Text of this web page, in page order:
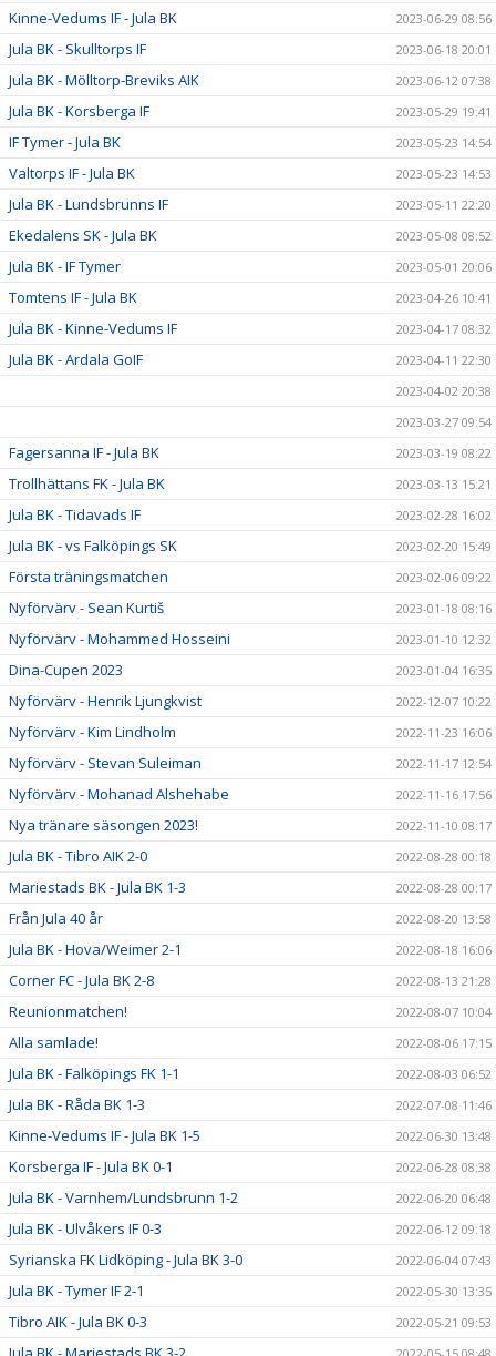
Kinne-Vedums IF - Jula BK 2023-06-29 08:56
Jula BK - Skulltorps IF 2023-06-18 20:01
Jula BK - Mölltorp-Breviks AIK 2023-06-12 07:38
Jula BK - Korsberga IF 2023-05-29 19:41
IF Tymer - Jula BK 2023-05-23 14:54
Valtorps IF - Jula BK 2023-05-23 14:53
Jula BK - Lundsbrunns IF 2023-05-11 22:20
Ekedalens SK - Jula BK 2023-05-08 08:52
Jula BK - IF Tymer 2023-05-01 20:06
Tomtens IF - Jula BK 2023-04-26 10:41
Jula BK - Kinne-Vedums IF 2023-04-17 08:32
Jula BK - Ardala GoIF
2023-04-11 22:30
2023-04-02 20:38
2023-03-27 09:54
Fagersanna IF - Jula BK 2023-03-19 08:22
Trollhättans FK - Jula BK 2023-03-13 15:21
Jula BK - Tidavads IF 2023-02-28 16:02
Jula BK - vs Falköpings SK 2023-02-20 15:49
Första träningsmatchen 2023-02-06 09:22
Nyförvärv - Sean Kurtiš 2023-01-18 08:16
Nyförvärv - Mohammed Hosseini 2023-01-10 12:32
Dina-Cupen 2023 2023-01-04 16:35
Nyförvärv - Henrik Ljungkvist 2022-12-07 10:22
Nyförvärv - Kim Lindholm 2022-11-23 16:06
Nyförvärv - Stevan Suleiman 2022-11-17 12:54
Nyförvärv - Mohanad Alshehabe 2022-11-16 17:56
Nya tränare säsongen 2023! 2022-11-10 08:17
Jula BK - Tibro AIK 2-0 2022-08-28 00:18
Mariestads BK - Jula BK 1-3 2022-08-28 00:17
Från Jula 40 år 2022-08-20 13:58
Jula BK - Hova/Weimer 2-1 2022-08-18 16:06
Corner FC - Jula BK 2-8 2022-08-13 21:28
Reunionmatchen! 2022-08-07 10:04
Alla samlade! 2022-08-06 17:15
Jula BK - Falköpings FK 1-1 2022-08-03 06:52
Jula BK - Råda BK 1-3 2022-07-08 11:46
Kinne-Vedums IF - Jula BK 1-5 2022-06-30 13:48
Korsberga IF - Jula BK 0-1 2022-06-28 08:38
Jula BK - Varnhem/Lundsbrunn 1-2 2022-06-20 06:48
Jula BK - Ulvåkers IF 0-3 2022-06-12 09:18
Syrianska FK Lidköping - Jula BK 3-0 2022-06-04 07:43
Jula BK - Tymer IF 2-1 2022-05-30 13:35
Tibro AIK - Jula BK 0-3 2022-05-21 09:53